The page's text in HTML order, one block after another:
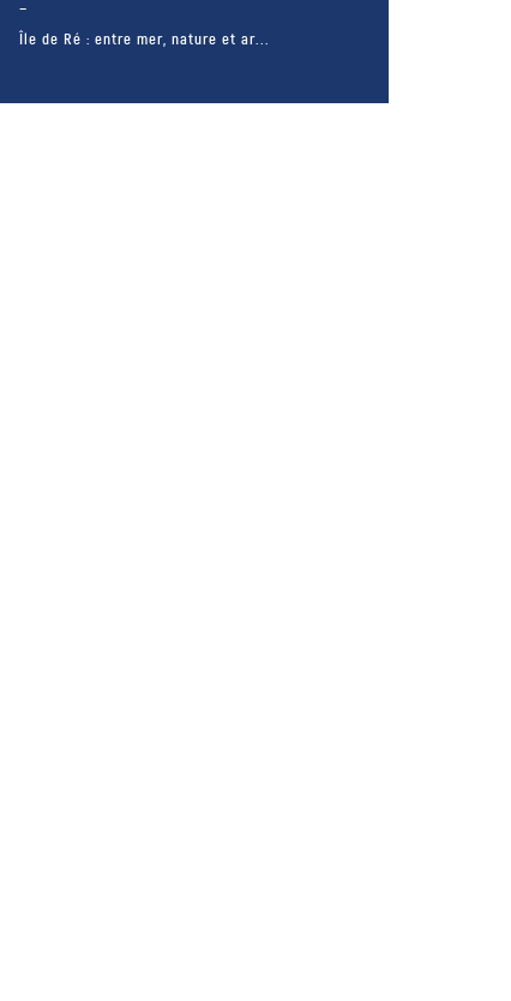
Île de Ré : entre mer, nature et ar...